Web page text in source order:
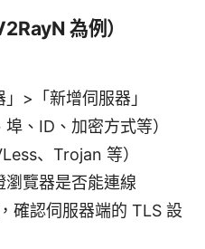
為例）
>「新增伺服器」
、ID、加密方式等）
、Trojan 等）
覽器是否能連線
確認伺服器端的 TLS 設